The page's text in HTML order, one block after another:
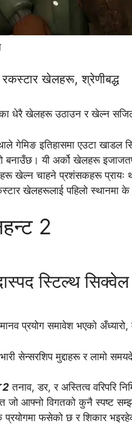
खेलहरू, श्रेणीबद्ध
धेरै खेलहरू उठाउन र खेल्न
गेमिङ इतिहासमा एउटा खाडल
बनाउँछ। यी अर्को खेलहरू
खेल्न चाहने प्रशंसकहरू प्रायः
खेलहरूलाई पहिलो स्थानमा के
2
स्टिल्थ
मानव प्रयोग समावेश भएको
भारी सेन्सरशिप मुद्दाहरू र लामो
2 तनाव, डर, र अस्तित्व वरिपरि
जो आफ्नो विगतको कुनै स्पष्ट
प्रयोगमा फसेको छ र शिकार